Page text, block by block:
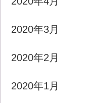
2020年3月
2020年2月
2020年1月